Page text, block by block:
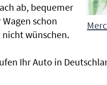
ab, bequemer
schon
wünschen.
Ihr Auto in